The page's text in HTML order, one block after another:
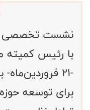
نشست تخصصی
با رئیس کمیته
-21
برای توسعه